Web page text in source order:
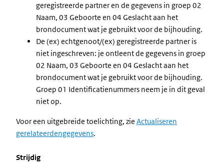
geregistreerde partner en de gegevens in groep 02
Naam, 03 Geboorte en 04 Geslacht aan het
brondocument wat je gebruikt voor de bijhouding.
De (ex) echtgenoot/(ex) geregistreerde partner is
niet ingeschreven: je ontleent de gegevens in groep
02 Naam, 03 Geboorte en 04 Geslacht aan het
brondocument wat je gebruikt voor de bijhouding.
Groep 01 Identificatienummers neem je in dit geval
niet op.
Voor een uitgebreide toelichting, zie Actualiseren
gerelateerdengegevens.
Strijdig